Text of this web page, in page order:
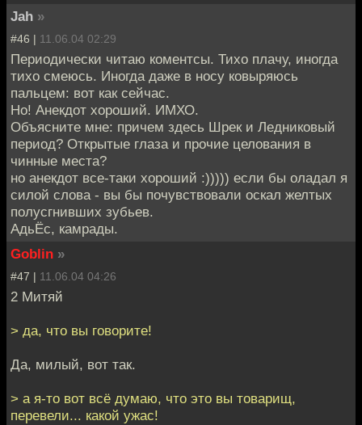
Jah »
#46 | 11.06.04 02:29
Периодически читаю коментсы. Тихо плачу, иногда
тихо смеюсь. Иногда даже в носу ковыряюсь
пальцем: вот как сейчас.
Но! Анекдот хороший. ИМХО.
Объясните мне: причем здесь Шрек и Ледниковый
период? Открытые глаза и прочие целования в
чинные места?
но анекдот все-таки хороший :))))) если бы оладал я
силой слова - вы бы почувствовали оскал желтых
полусгнивших зубьев.
АдьЁс, камрады.
Goblin »
#47 | 11.06.04 04:26
2 Митяй
> да, что вы говорите!
Да, милый, вот так.
> а я-то вот всё думаю, что это вы товарищ,
перевели... какой ужас!